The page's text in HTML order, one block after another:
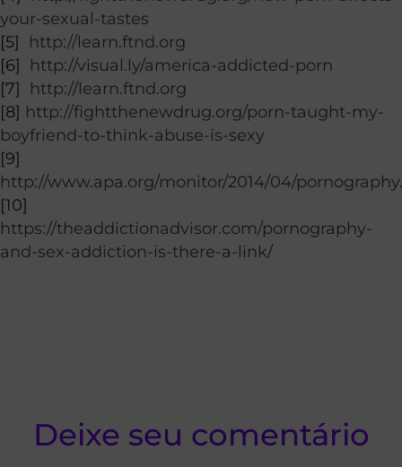
your-sexual-tastes
[5]
http://learn.ftnd.org
[6]
http://visual.ly/america-addicted-porn
[7]
http://learn.ftnd.org
[8] http://fightthenewdrug.org/porn-taught-my-
boyfriend-to-think-abuse-is-sexy
[9]
http://www.apa.org/monitor/2014/04/pornography.
[10]
https://theaddictionadvisor.com/pornography-
and-sex-addiction-is-there-a-link/
Deixe seu comentário